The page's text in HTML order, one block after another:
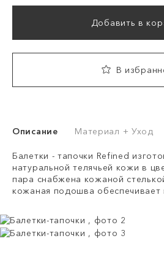
Добавить в
В
Описание Материал + Уход
Балетки - тапочки Refined
натуральной телячьей кожи в
пара снабжена кожаной
кожаная подошва